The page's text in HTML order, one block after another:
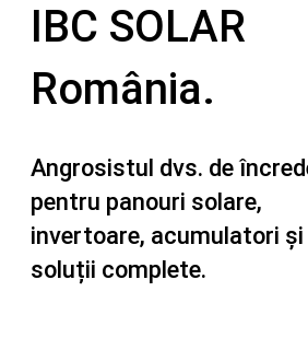
IBC SOLAR
România.
Angrosistul dvs. de
pentru panouri solare,
invertoare, acumulatori și
soluții complete.